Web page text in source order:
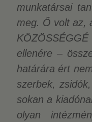
munkatársai
meg. Ő volt az,
ellenére –
határára ért
szerbek,
sokan a
olyan